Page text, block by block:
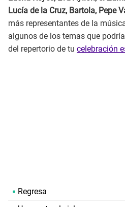
Lucía de la Cruz, Bartola, Pepe
más representantes de la
algunos de los temas que
del repertorio de tu celebración
Regresa